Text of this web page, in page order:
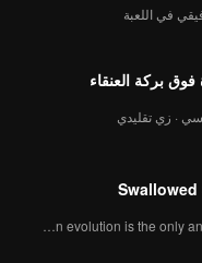
في اللعبة
بركة العنقاء
· زي تقليدي
Swallowed
Human evolution is the only answer.